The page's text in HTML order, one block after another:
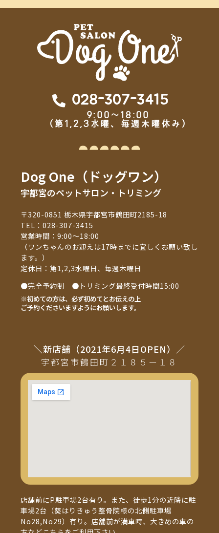
028-307-3415
9:00～18:00
（第1,2,3水曜、毎週木曜休み）
Dog One（ドッグワン）
宇都宮のペットサロン・トリミング
〒320-0851 栃木県宇都宮市鶴田町2185-18
TEL：028-307-3415
営業時間：9:00～18:00
（ワンちゃんのお迎えは17時までに宜しくお願い致し
ます。）
定休日：第1,2,3水曜日、毎週木曜日
●完全予約制 ●トリミング最終受付時間15:00
※初めての方は、必ず初めてとお伝えの上
ご予約くださいますようにお願いします。
＼新店舗（2021年6月4日OPEN）／
宇都宮市鶴田町２１８５ー１８
店舗前にP駐車場2台有り。また、徒歩1分の近隣に駐
車場2台（葵はりきゅう整骨院様の北側駐車場
No28,No29）有り。店舗前が満車時、大きめの車の